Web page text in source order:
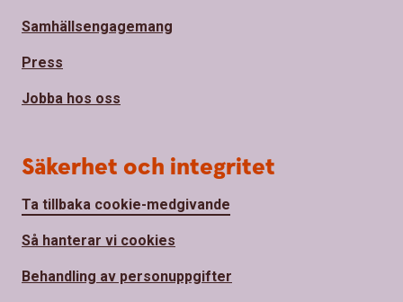
Samhällsengagemang
Press
Jobba hos oss
Säkerhet och integritet
Ta tillbaka cookie-medgivande
Så hanterar vi cookies
Behandling av personuppgifter